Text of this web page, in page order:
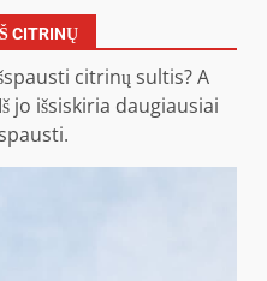
CITRINŲ
citrinų sultis? A
jo išsiskiria daugiausiai